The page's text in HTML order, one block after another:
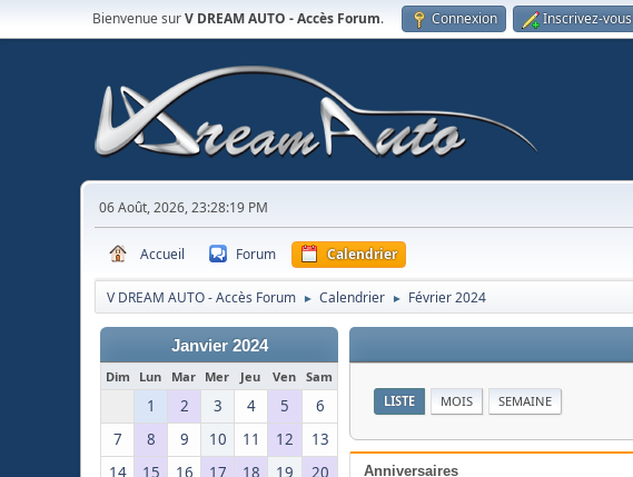
Bienvenue surV DREAM AUTO - Accès Forum. Connexion Inscrivez-vous
06 Août, 2026, 23:28:19 PM
Accueil Forum Calendrier
V DREAM AUTO - Accès Forum ► Calendrier ► Février 2024
Janvier 2024
Dim Lun Mar Mer Jeu Ven Sam
1 2 3 4 5
6
7
8 9 10 11 12
13
14
15 16 17 18 19
20
LISTE MOIS SEMAINE
Anniversaires